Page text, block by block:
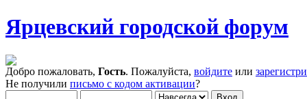
Ярцевский городской форум
Добро пожаловать, Гость. Пожалуйста, войдите или
Не получили письмо с кодом активации?